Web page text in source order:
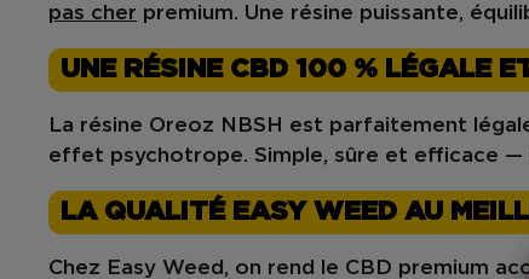
pas cher premium. Une résine puissante,
UNE RÉSINE CBD 100 % LÉGALE
La résine Oreoz NBSH est parfaitement
effet psychotrope. Simple, sûre et efficace —
LA QUALITÉ EASY WEED AU
Chez Easy Weed , on rend le CBD premium